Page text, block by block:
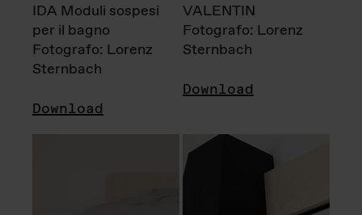
IDA Moduli sospesi
per il bagno
Fotografo: Lorenz
Sternbach
Download
VALENTIN
Fotografo: Lorenz
Sternbach
Download